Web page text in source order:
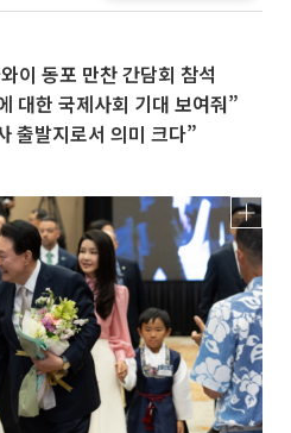
이 동포 만찬 간담회 참석
대한 국제사회 기대 보여줘”
출발지로서 의미 크다”